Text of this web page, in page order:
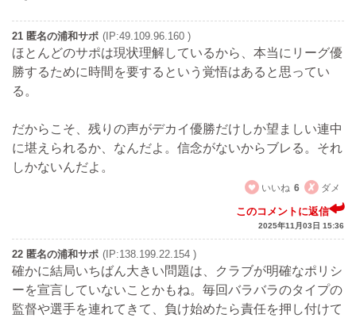
21 匿名の浦和サポ (IP:49.109.96.160 )
ほとんどのサポは現状理解しているから、本当にリーグ優
勝するために時間を要するという覚悟はあると思ってい
る。
だからこそ、残りの声がデカイ優勝だけしか望ましい連中
に堪えられるか、なんだよ。信念がないからブレる。それ
しかないんだよ。
いいね 6 ダメ
このコメントに返信
2025年11月03日 15:36
22 匿名の浦和サポ (IP:138.199.22.154 )
確かに結局いちばん大きい問題は、クラブが明確なポリシ
ーを宣言していないことかもね。毎回バラバラのタイプの
監督や選手を連れてきて、負け始めたら責任を押し付けて